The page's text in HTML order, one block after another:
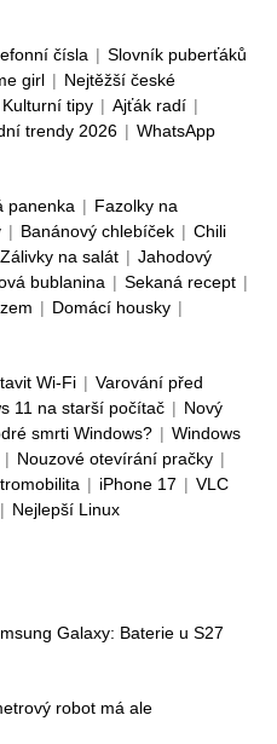
čísla | Slovník puberťáků
girl | Nejtěžší české
Kulturní tipy | Ajťák radí |
trendy 2026 | WhatsApp
panenka | Fazolky na
| Banánový chlebíček | Chili
Zálivky na salát | Jahodový
bublanina | Sekaná recept |
| Domácí housky |
Wi-Fi | Varování před
11 na starší počítač | Nový
smrti Windows? | Windows
| Nouzové otevírání pračky |
| iPhone 17 | VLC
| Nejlepší Linux
Galaxy: Baterie u S27
robot má ale